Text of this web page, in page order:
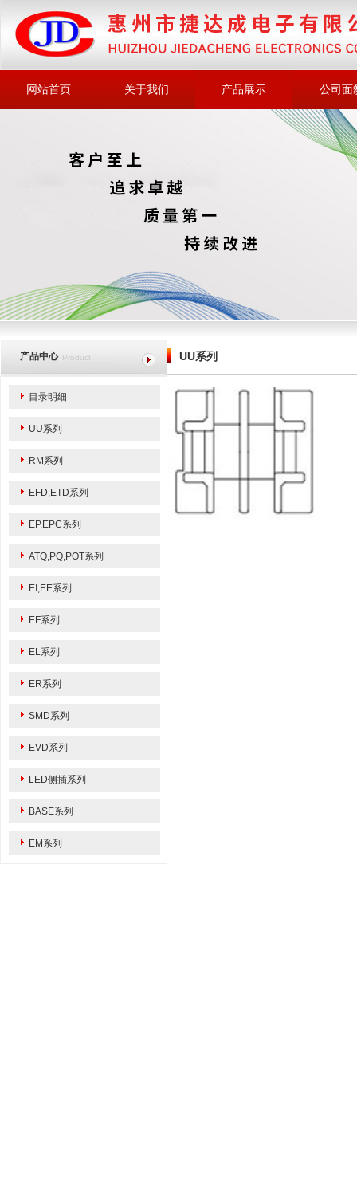
网站首页 关于我们 产品展示 公司面
产品中心 Product
目录明细
UU系列
RM系列
EFD,ETD系列
EP,EPC系列
ATQ,PQ,POT系列
EI,EE系列
EF系列
EL系列
ER系列
SMD系列
EVD系列
LED侧插系列
BASE系列
EM系列
UU系列